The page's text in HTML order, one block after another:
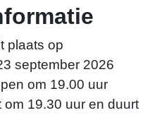
plaats op
september 2026
om 19.00 uur
om 19.30 uur en duurt